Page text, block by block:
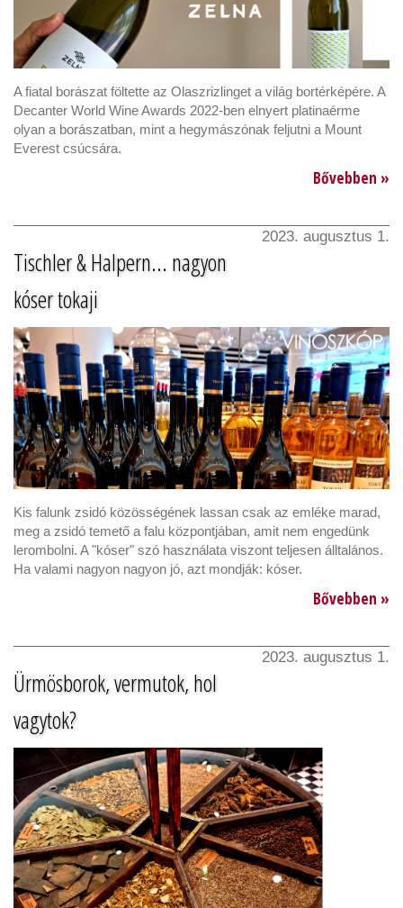
A fiatal borászat föltette az Olaszrizlinget a világ bortérképére. A
Decanter World Wine Awards 2022-ben elnyert platinaérme
olyan a borászatban, mint a hegymászónak feljutni a Mount
Everest csúcsára.
Bővebben »
2023. augusztus 1.
Tischler & Halpern... nagyon
kóser tokaji
Kis falunk zsidó közösségének lassan csak az emléke marad,
meg a zsidó temető a falu központjában, amit nem engedünk
lerombolni. A "kóser" szó használata viszont teljesen álltalános.
Ha valami nagyon nagyon jó, azt mondják: kóser.
Bővebben »
2023. augusztus 1.
Ürmösborok, vermutok, hol
vagytok?